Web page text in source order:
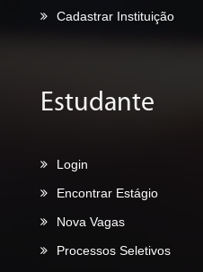
Cadastrar Instituição
Estudante
Login
Encontrar Estágio
Nova Vagas
Processos Seletivos